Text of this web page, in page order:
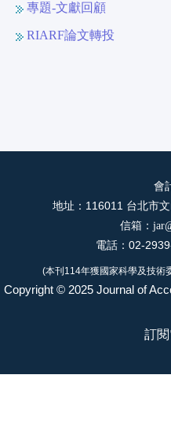
專題-文獻回顧
RIARF論文轉投
會
地址：116011 台北
信箱：
電話：02-
(本刊114年獲國家科學及技術
Copyright © 2025 Journal of
訂